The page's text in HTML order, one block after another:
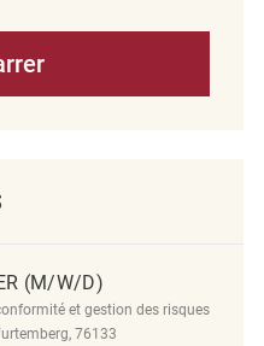
(M/W/D)
et gestion des risques
76133